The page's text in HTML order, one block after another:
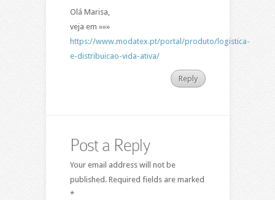
Olá Marisa,
veja em »»»
https://www.modatex.pt/portal/produto/logistica-
e-distribuicao-vida-ativa/
Reply
Post a Reply
Your email address will not be
published. Required fields are marked
*